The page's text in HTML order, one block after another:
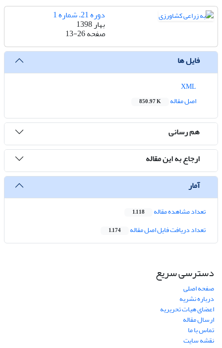
دوره 21، شماره 1
بهار 1398
صفحه13-26
فایل ها
اصل مقاله
850.97 K
هم رسانی
ارجاع به این مقاله
آمار
تعداد مشاهده مقاله 1,118
تعداد دریافت فایل اصل مقاله 1,174
دسترسی سریع
صفحه اصلی
درباره نشریه
اعضای هیات تحریریه
ارسال مقاله
تماس با ما
نقشه سایت